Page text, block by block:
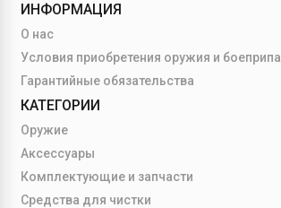
ИНФОРМАЦИЯ
О нас
Условия приобретения оружия и
Гарантийные обязательства
КАТЕГОРИИ
Оружие
Аксессуары
Комплектующие и запчасти
Средства для чистки